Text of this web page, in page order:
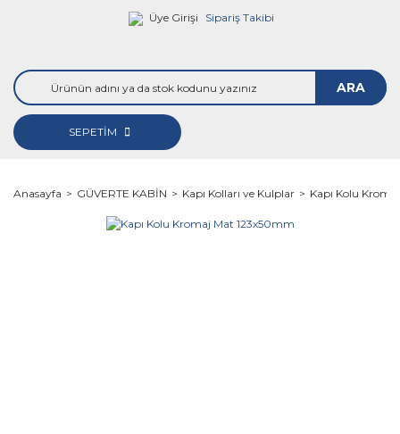
Üye Girişi Sipariş Takibi
ARA
SEPETİM
Anasayfa GÜVERTE KABİN Kapı Kolları ve Kulplar Kapı Kolu